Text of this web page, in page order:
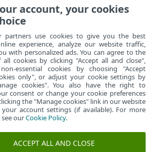
informações
Notícias do Suporte
Alertas de clientes
vulnerabilidades
Política de cookies
account, your cookies
partners use cookies to give you the best
experience, analyze our website traffic,
with personalized ads. You can agree to the
all cookies by clicking "Accept all and close",
essential cookies by choosing "Accept
only", or adjust your cookie settings by
cookies". You also have the right to
consent or change your cookie preferences
the "Manage cookies" link in our website
account settings (if available). For more
ourCookie Policy.
ACCEPT ALL AND CLOSE